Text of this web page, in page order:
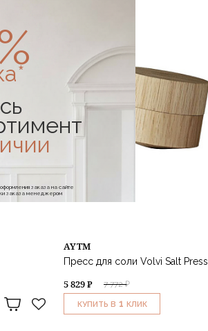
AYTM
Пресс для соли Volvi Salt Press
7 772 ₽
5 829 ₽
КУПИТЬ В 1 КЛИК
заказа на сайте
заказа менеджером